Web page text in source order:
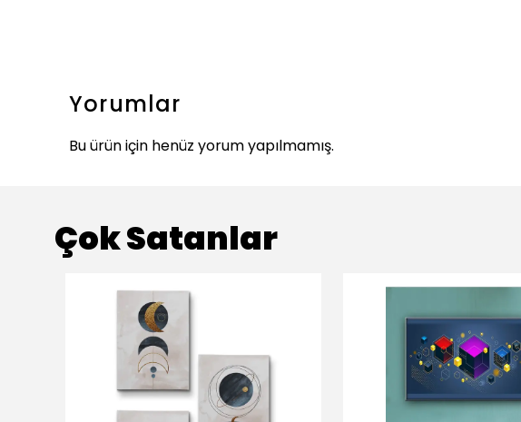
Yorumlar
Bu ürün için henüz yorum yapılmamış.
Çok Satanlar